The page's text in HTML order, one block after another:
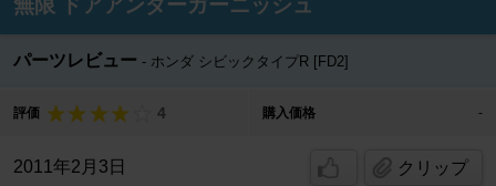
無限 ドアアンダーガーニッシュ
パーツレビュー ホンダ シビックタイプR [FD2]
評価 4 購入価格 -
2011年2月3日 クリップ